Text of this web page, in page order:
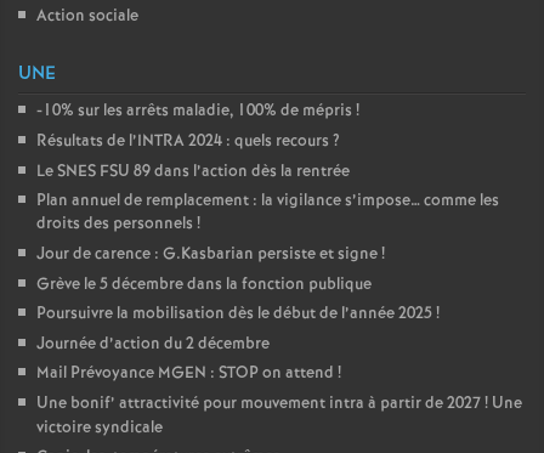
Action sociale
UNE
-10% sur les arrêts maladie, 100% de mépris !
Résultats de l’INTRA 2024 : quels recours ?
Le SNES FSU 89 dans l’action dès la rentrée
Plan annuel de remplacement : la vigilance s’impose… comme les
droits des personnels !
Jour de carence : G.Kasbarian persiste et signe!
Grève le 5 décembre dans la fonction publique
Poursuivre la mobilisation dès le début de l’année 2025!
Journée d’action du 2 décembre
Mail Prévoyance MGEN : STOP on attend !
Une bonif’ attractivité pour mouvement intra à partir de 2027! Une
victoire syndicale